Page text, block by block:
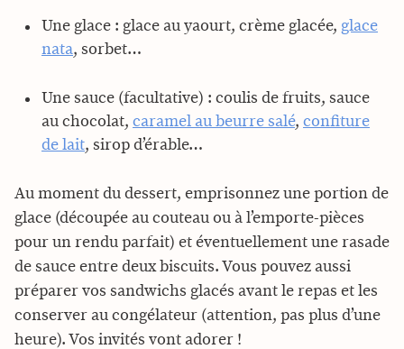
Une glace : glace au yaourt, crème glacée, glace
nata, sorbet…
Une sauce (facultative) : coulis de fruits, sauce
au chocolat, caramel au beurre salé, confiture
de lait, sirop d’érable…
Au moment du dessert, emprisonnez une portion de
glace (découpée au couteau ou à l’emporte-pièces
pour un rendu parfait) et éventuellement une rasade
de sauce entre deux biscuits. Vous pouvez aussi
préparer vos sandwichs glacés avant le repas et les
conserver au congélateur (attention, pas plus d’une
heure). Vos invités vont adorer !